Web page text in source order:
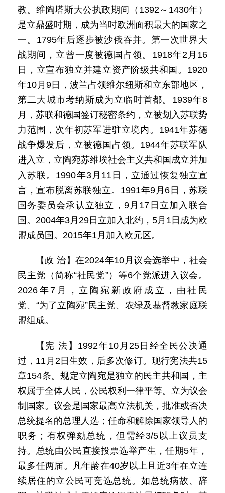
教。维陶塔斯大公执政期间（1392～1430年）
是立鼎盛时期，成为当时欧洲面积最大的国家之
一。1795年后逐步被沙俄吞并。第一次世界大
战期间，立曾一度被德国占领。1918年2月16
日，立宣布独立并建立资产阶级共和国。1920
年10月9日，波兰占领维尔纽斯和立东部地区，
第二大城市考纳斯成为立临时首都。1939年8
月，苏联和德国签订秘密条约，立被划入苏联势
力范围，次年初苏军进驻立境内。1941年苏德
战争爆发后，立被德国占领。1944年苏联军队
进入立，立陶宛苏维埃社会主义共和国成立并加
入苏联。1990年3月11日，立通过恢复独立宣
言，宣布脱离苏联独立。1991年9月6日，苏联
国务委员会承认立独立，9月17日立加入联合
国。2004年3月29日立加入北约，5月1日成为欧
盟成员国。2015年1月加入欧元区。
【政 治】在2024年10月议会选举中，社会
民主党（简称“社民党”）等6个党派进入议会。
2026年7月，立陶宛新政府成立，由社民
党、“为了立陶宛”民主党、农绿及基督教家庭联
盟组成。
【宪 法】1992年10月25日经全民公决通
过，11月2日生效，后多次修订。现行宪法共15
章154条。规定立陶宛是独立的民主共和国，主
权属于全体人民，公民权利一律平等。立为议会
制国家。议会是国家最高立法机关，批准或否决
总统提名的总理人选；任命和解除国家领导人的
职务；有权弹劾总统，但需经3/5以上议员支
持。总统由公民直接投票选举产生，任期5年，
最多任两届。凡年龄在40岁以上且近3年在立连
续居住的立公民可竞选总统。如总统病故、辞